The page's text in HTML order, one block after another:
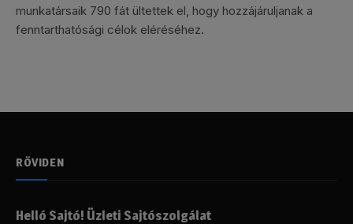
munkatársaik 790 fát ültettek el, hogy hozzájáruljanak a
fenntarthatósági célok eléréséhez.
RÖVIDEN
Helló Sajtó! Üzleti Sajtószolgálat